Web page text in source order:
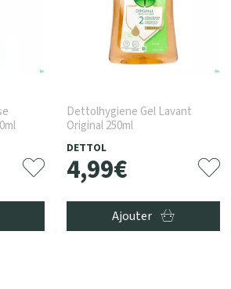
Dettolhygiene Gel Lavant
Original 250ml
DETTOL
4,99€
Ajouter